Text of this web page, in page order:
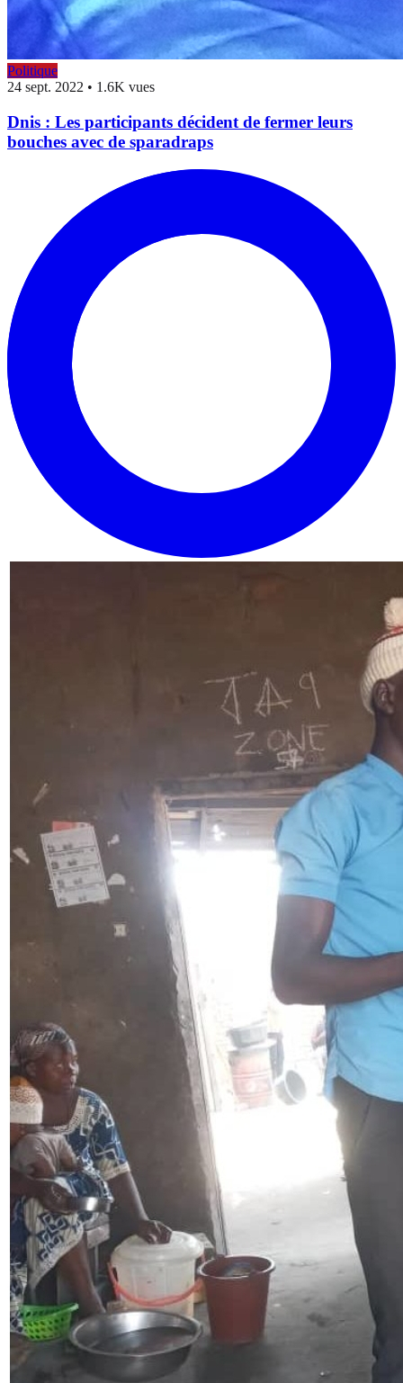
Politique
24 sept. 2022 • 1.6K vues
Dnis : Les participants décident de fermer leurs
bouches avec de sparadraps